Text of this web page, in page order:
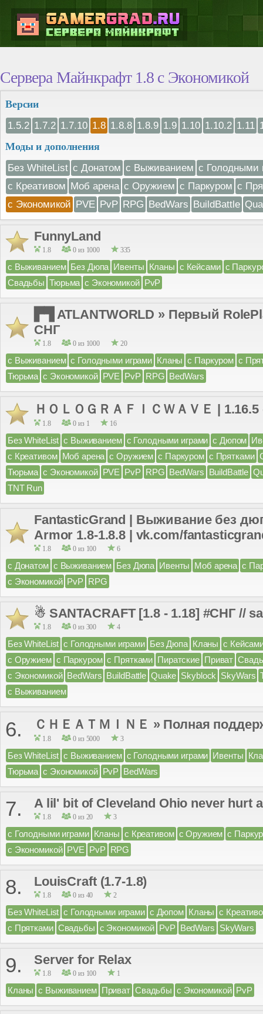
Сервера Майнкрафт 1.8 с Экономикой
Версии
1.5.2 1.7.2 1.7.10 1.8 1.8.8 1.8.9 1.9 1.10 1.10.2 1.11
Моды и дополнения
Без WhiteList с Донатом с Выживанием с Голодными
с Креативом Моб арена с Оружием с Паркуром с
с Экономикой PVE PvP RPG BedWars BuildBattle
FunnyLand
1.8 0 из 1000 335
с Выживанием Без Дюпа Ивенты Кланы с Кейсами с
Свадьбы Тюрьма с Экономикой PvP
▛▜ ATLANTWORLD » Первый
СНГ
1.8 0 из 1000 20
с Выживанием с Голодными играми Кланы с Паркуром с
Тюрьма с Экономикой PVE PvP RPG BedWars
ＨＯＬＯＧＲＡＦＩＣＷＡＶＥ | 1.16.5
1.8 0 из 1 16
Без WhiteList с Выживанием с Голодными играми с Дюпом
с Креативом Моб арена с Оружием с Паркуром с Прятками
Тюрьма с Экономикой PVE PvP RPG BedWars BuildBattle
TNT Run
FantasticGrand | Выживание без
Armor 1.8-1.8.8 | vk.com/
1.8 0 из 100 6
с Донатом с Выживанием Без Дюпа Ивенты Моб арена с
с Экономикой PvP RPG
☃ SANTACRAFT [1.8 - 1.18] #СНГ //
1.8 0 из 300 4
Без WhiteList с Голодными играми Без Дюпа Кланы с
с Оружием с Паркуром с Прятками Пиратские Приват
с Экономикой BedWars BuildBattle Quake Skyblock SkyWars
с Выживанием
6. ＣＨＥＡＴＭＩＮＥ » Полная
1.8 0 из 5000 3
Без WhiteList с Выживанием с Голодными играми Ивенты
Тюрьма с Экономикой PvP BedWars
7. A lil' bit of Cleveland Ohio never hurt
1.8 0 из 20 3
с Голодными играми Кланы с Креативом с Оружием с
с Экономикой PVE PvP RPG
8. LouisCraft (1.7-1.8)
1.8 0 из 40 2
Без WhiteList с Голодными играми с Дюпом Кланы с
с Прятками Свадьбы с Экономикой PvP BedWars SkyWars
9. Server for Relax
1.8 0 из 100 1
Кланы с Выживанием Приват Свадьбы с Экономикой PvP